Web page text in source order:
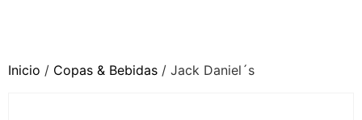
Inicio / Copas & Bebidas / Jack Daniel´s